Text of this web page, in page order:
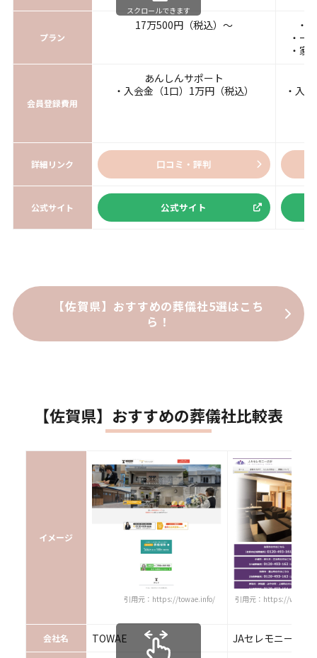
プラン
17万500円（税込）～
・
・一
・家
会員登録費用
あんしんサポート
・入会金（1口）1万円（税込）
・入
詳細リンク 口コミ・評判
公式サイト 公式サイト
スクロールできます
【佐賀県】おすすめの葬儀社5選はこち
ら！
【佐賀県】おすすめの葬儀社比較表
イメージ
引用元：https://towae.info/ 引用元：https://
会社名 TOWAE JAセレモニーさが